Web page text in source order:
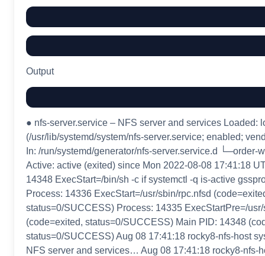
Output
● nfs-server.service – NFS server and services Loaded:
(/usr/lib/systemd/system/nfs-server.service; enabled;
In: /run/systemd/generator/nfs-server.service.d └─order-
Active: active (exited) since Mon 2022-08-08 17:41:18
14348 ExecStart=/bin/sh -c if systemctl -q is-active
Process: 14336 ExecStart=/usr/sbin/rpc.nfsd
status=0/SUCCESS) Process: 14335 ExecStartPre=/
(code=exited, status=0/SUCCESS) Main PID: 14348
status=0/SUCCESS) Aug 08 17:41:18 rocky8-nfs-host
NFS server and services… Aug 08 17:41:18 rocky8-nfs-